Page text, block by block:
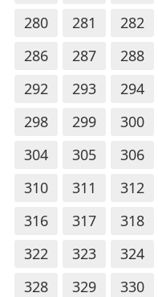
280
281 282
286
287 288
292
293 294
298
299 300
304
305 306
310
311 312
316
317 318
322
323 324
328
329 330